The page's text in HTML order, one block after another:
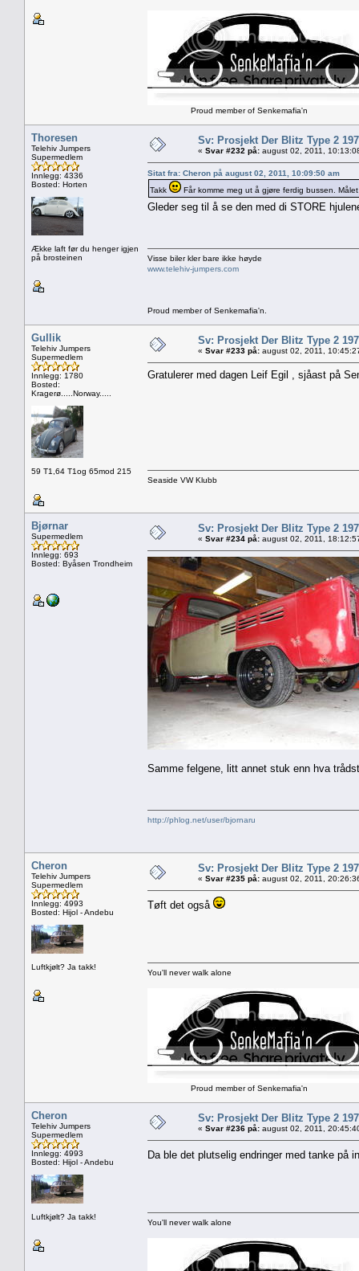
Proud member of Senkemafia'n
Thoresen
Telehiv Jumpers
Supermedlem
Innlegg: 4336
Bosted: Horten
Ække laft før du henger igjen
på brosteinen
Sv: Prosjekt Der Blitz Type 2
« Svar #232 på: august 02, 2011,
Sitat fra: Cheron på august 02, 2011, 10:09:50 am
Takk
Får komme meg ut å gjøre ferdig bussen.
Gleder seg til å se den med di STORE
Visse biler kler bare ikke høyde
www.telehiv-jumpers.com
Proud member of Senkemafia'n.
Gullik
Telehiv Jumpers
Supermedlem
Innlegg: 1780
Bosted:
Kragerø.....Norway.....
59 T1,64 T1og 65mod 215
Sv: Prosjekt Der Blitz Type 2
« Svar #233 på: august 02, 2011,
Gratulerer med dagen Leif Egil , sjåast på
Seaside VW Klubb
Bjørnar
Supermedlem
Innlegg: 693
Bosted: Byåsen Trondheim
Sv: Prosjekt Der Blitz Type 2
« Svar #234 på: august 02, 2011,
Samme felgene, litt annet stuk enn hva
http://phlog.net/user/bjornaru
Cheron
Telehiv Jumpers
Supermedlem
Innlegg: 4993
Bosted: Hijol - Andebu
Luftkjølt? Ja takk!
Sv: Prosjekt Der Blitz Type 2
« Svar #235 på: august 02, 2011,
Tøft det også
You'll never walk alone
Proud member of Senkemafia'n
Cheron
Telehiv Jumpers
Supermedlem
Innlegg: 4993
Bosted: Hijol - Andebu
Luftkjølt? Ja takk!
Sv: Prosjekt Der Blitz Type 2
« Svar #236 på: august 02, 2011,
Da ble det plutselig endringer med tanke på
You'll never walk alone